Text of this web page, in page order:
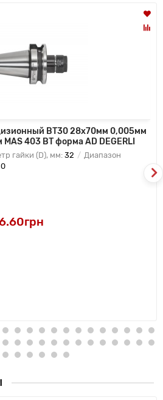
BT30 28x70мм 0,005мм
403 BT форма AD DEGERLI
гайки (D), мм: 32
Диапазон